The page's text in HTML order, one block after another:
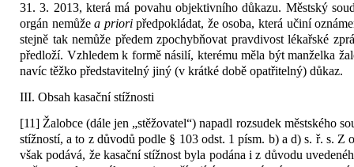
31. 3. 2013, která má povahu objektivního důkazu. Městský
orgán nemůžea prioripředpokládat, že osoba, která učiní
stejně tak nemůže předem zpochybňovat pravdivost lékařské
předloží. Vzhledem k formě násilí, kterému měla být manželka
navíc těžko představitelný jiný (v krátké době opatřitelný) důkaz.
III. Obsah kasační stížnosti
[11] Žalobce (dále jen „stěžovatel“) napadl rozsudek městského
stížností, a to z důvodů podle § 103 odst. 1 písm. b) a d) s. ř. s. Z
však podává, že kasační stížnost byla podána i z důvodu